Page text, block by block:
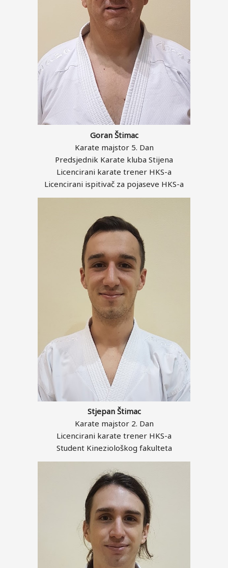
Goran Štimac
Karate majstor 5. Dan
Predsjednik Karate kluba Stijena
Licencirani karate trener HKS-a
Licencirani ispitivač za pojaseve HKS-a
Stjepan Štimac
Karate majstor 2. Dan
Licencirani karate trener HKS-a
Student Kineziološkog fakulteta